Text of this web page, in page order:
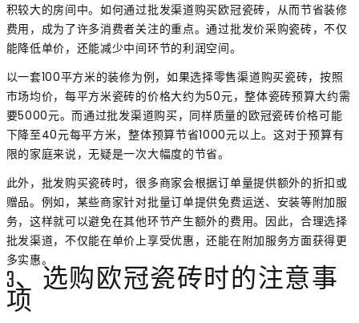
积较大的房间中。如何通过批发渠道购买欧冠瓷砖，从而节省装修
费用，成为了许多消费者关注的重点。通过批发价采购瓷砖，不仅
能降低单价，还能减少中间环节的利润空间。
以一套100平方米的装修为例，如果选择零售渠道购买瓷砖，按照
市场均价，每平方米瓷砖的价格大约为50元，整体瓷砖预算大约需
要5000元。而通过批发渠道购买，同样质量的欧冠瓷砖价格可能
下降至40元每平方米，整体预算节省1000元以上。这对于预算有
限的家庭来说，无疑是一次大幅度的节省。
此外，批发购买瓷砖时，很多商家会根据订单量提供额外的折扣或
赠品。例如，某些商家针对批量订单提供免费运送、安装等附加服
务，这样就可以避免在其他环节产生额外的费用。因此，合理选择
批发渠道，不仅能在单价上享受优惠，还能在附加服务方面获得更
多实惠。
3、选购欧冠瓷砖时的注意事
项